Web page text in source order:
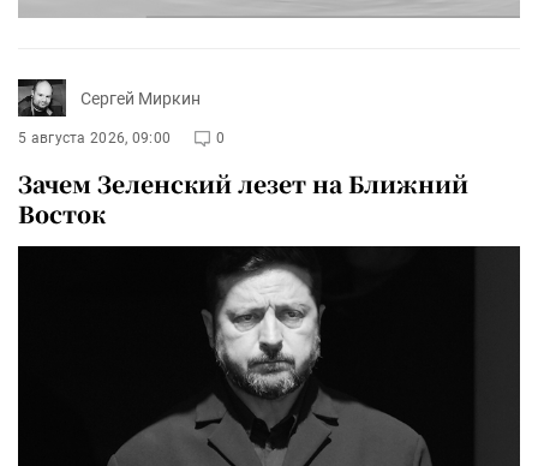
Сергей Миркин
5 августа 2026, 09:00 0
Зачем Зеленский лезет на Ближний
Восток